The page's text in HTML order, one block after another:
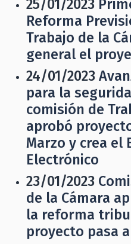
25/01/2023
Reforma
Trabajo de la
general el
24/01/2023
para la
comisión de
aprobó
Marzo y crea el
Electrónico
23/01/2023
de la Cámara
la reforma
proyecto pasa